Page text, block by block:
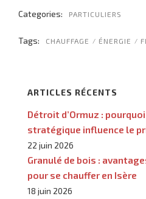
Categories: PARTICULIERS
Tags: CHAUFFAGE ÉNERGIE
ARTICLES RÉCENTS
Détroit d’Ormuz :
stratégique influence le
22 juin 2026
Granulé de bois :
pour se chauffer en Isère
18 juin 2026